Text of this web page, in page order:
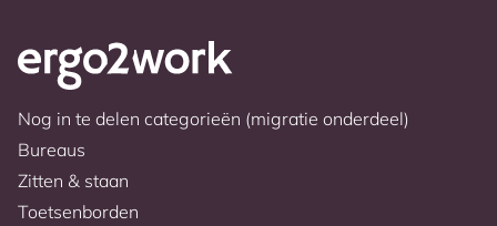
Nog in te delen categorieën (migratie onderdeel)
Bureaus
Zitten & staan
Toetsenborden